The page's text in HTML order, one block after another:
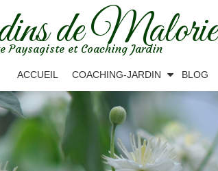
de Malorie
Paysagiste et Coaching Jardin
ACCUEIL COACHING-JARDIN BLOG